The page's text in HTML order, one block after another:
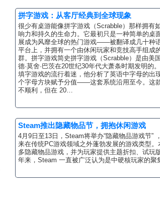
拼字游戏：从客厅经典到全球现象
很少有桌游能像拼字游戏（Scrabble）那样拥有
响力和持久的生命力。它最初只是一种简单的桌
展成为风靡全球的热门游戏——被翻译成几十种
平台上，并拥有一个由休闲玩家和竞技高手组成
群。拼字游戏简史拼字游戏（Scrabble）是由美
德·莫舍·巴茨在20世纪30年代大萧条时期发明的
填字游戏的流行着迷，他分析了英语中字母的出
个字母方块赋予分值——这套系统沿用至今。这
不顺利，但在 20…
Steam推出隐藏物品节，拥抱休闲游戏
4月9日至13日，Steam将举办“隐藏物品游戏节”
来在传统PC游戏领域之外蓬勃发展的游戏类型
多隐藏物品游戏，并为玩家提供主题折扣、试玩
年来，Steam 一直被广泛认为是中硬核玩家的